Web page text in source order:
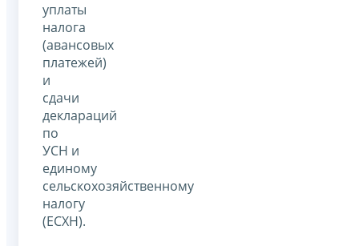
уплаты
налога
(авансовых
платежей)
и
сдачи
деклараций
по
УСН и
единому
сельскохозяйственному
налогу
(ЕСХН).